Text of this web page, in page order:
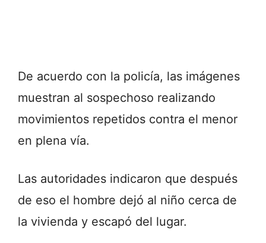
De acuerdo con la policía, las imágenes
muestran al sospechoso realizando
movimientos repetidos contra el menor
en plena vía.
Las autoridades indicaron que después
de eso el hombre dejó al niño cerca de
la vivienda y escapó del lugar.